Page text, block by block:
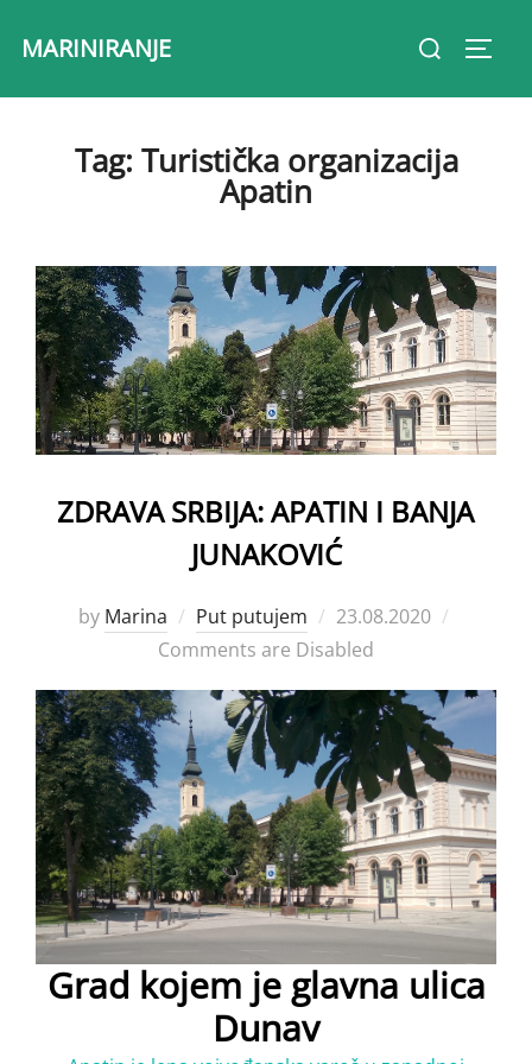
MARINIRANJE
Search
Tag: Turistička organizacija
Apatin
ZDRAVA SRBIJA: APATIN I BANJA
JUNAKOVIĆ
by Marina Put putujem
Posted
on
23.08.2020
Comments are Disabled
Grad kojem je glavna ulica
Dunav